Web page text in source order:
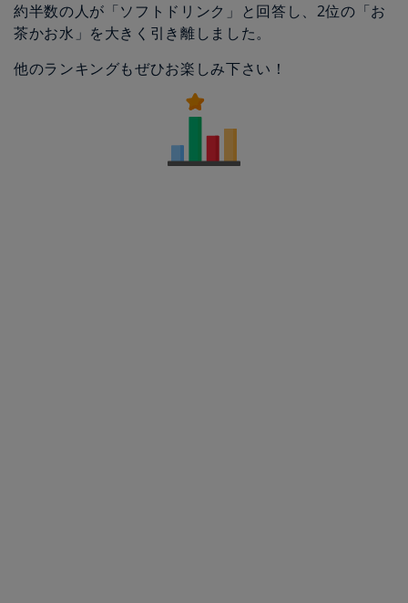
約半数の人が「ソフトドリンク」と回答し、2位の「お
茶かお水」を大きく引き離しました。
他のランキングもぜひお楽しみ下さい！